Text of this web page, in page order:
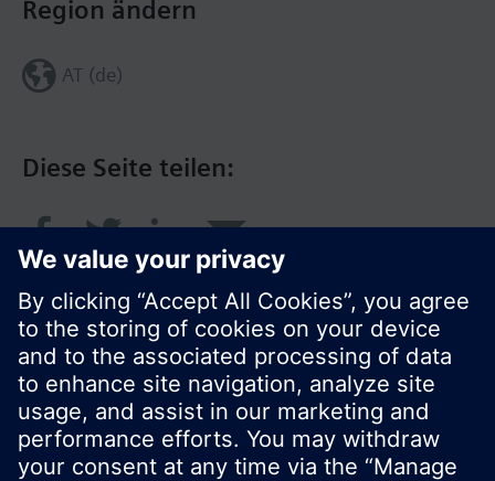
Diese Seite teilen:
Region ändern
AT (de)
© Siemens Schweiz AG 2016